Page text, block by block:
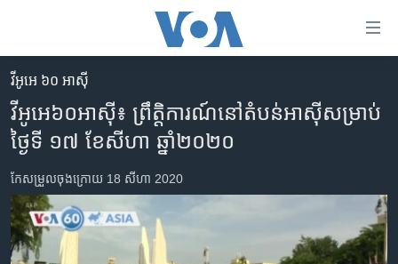
គេហទំព័រ​
ទាក់ទង
រំលង​
និង​
ទៅ​​
ទំព័រ​
ព័ត៌មាន​​
តែ​
កម្ពុជា
អន្តរជាតិ
អាមេរិក
ហេឡូវីអូអេ
កម្ពុជាច្នៃប្រតិដ្ឋ
វីអូអេ ៦០ អាស៊ី
វីអូអេ៦០អាស៊ី៖ ព្រឹត្តិការណ៍​នៅ​តំបន់​អាស៊ី​សម្រាប់​
ថ្ងៃទី ១៧ ខែសីហា ឆ្នាំ២០២០
កែសម្រួល​ចុង​ក្រោយ 18 សីហា 2020